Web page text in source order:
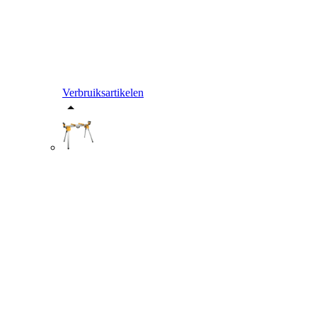
Verbruiksartikelen